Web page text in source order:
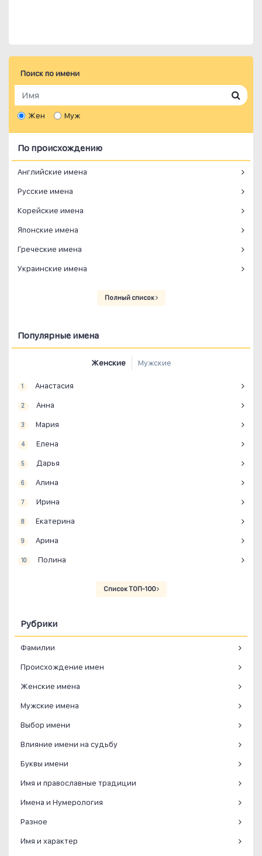
Поиск по имени
Жен Муж
По происхождению
Английские имена
Русские имена
Корейские имена
Японские имена
Греческие имена
Украинские имена
Полный список
Популярные имена
Женские Мужские
1 Анастасия
2 Анна
3 Мария
4 Елена
5 Дарья
6 Алина
7 Ирина
8 Екатерина
9 Арина
10 Полина
Список ТОП-100
Рубрики
Фамилии
Происхождение имен
Женские имена
Мужские имена
Выбор имени
Влияние имени на судьбу
Буквы имени
Имя и православные традиции
Имена и Нумерология
Разное
Имя и характер